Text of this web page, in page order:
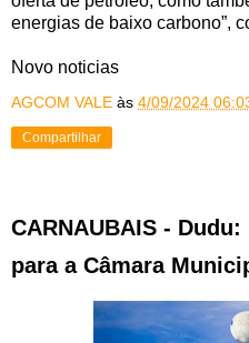
energias de baixo carbono”,
Novo noticias
AGCOM VALE às 4/09/2024
Compartilhar
CARNAUBAIS -
para a Câmara